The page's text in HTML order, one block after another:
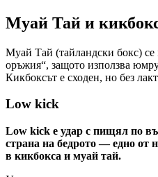
Муай Тай и
Муай Тай (тайландски бокс) се
оръжия“, защото използва
Кикбоксът е сходен, но без
Low kick
Low kick е удар с пищял по
страна на бедрото — едно от
в кикбокса и муай тай.